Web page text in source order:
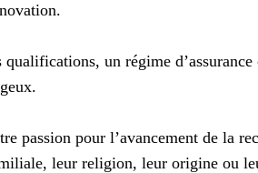
un régime
passion pour l’avancement de la
leur religion, leur origine ou